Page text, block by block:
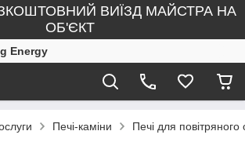
ВИЇЗД МАЙСТРА НА
ОБ'ЄКТ
Energy
Печі-каміни Печі для